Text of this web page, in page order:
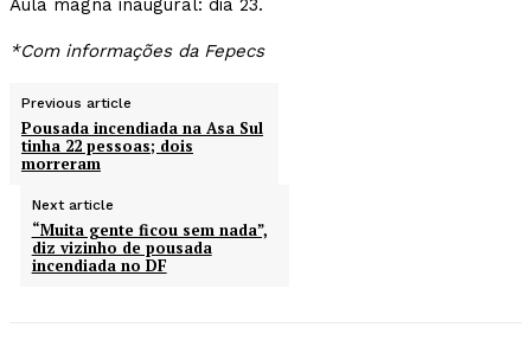
Aula magna inaugural: dia 23.
*Com informações da Fepecs
Previous article
Pousada incendiada na Asa Sul
tinha 22 pessoas; dois
morreram
Next article
“Muita gente ficou sem nada”,
diz vizinho de pousada
incendiada no DF